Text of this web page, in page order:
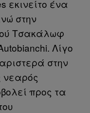
εκινείτο ένα
στην
Τσακάλωφ
Λίγο
στην
νεαρός
προς τα